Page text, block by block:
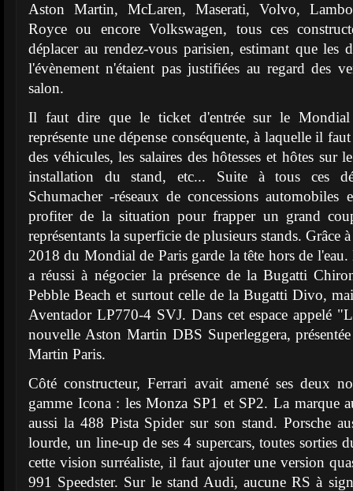
Aston Martin, McLaren, Maserati, Volvo,
Royce ou encore Volkswagen, tous ces
déplacer au rendez-vous parisien, estimant que les
l'évènement n'étaient pas justifiées au regard des
salon.
Il faut dire que le ticket d'entrée sur le Mondial
représente une dépense conséquente, à laquelle il
des véhicules, les salaires des hôtesses et hôtes sur
installation du stand, etc... Suite à tous ces
Schumacher -réseaux de concessions automobiles
profiter de la situation pour frapper un grand
représentants la superficie de plusieurs stands. Grâce
2018 du Mondial de Paris garde la tête hors de
a réussi à négocier la présence de la Bugatti
Pebble Beach et surtout celle de la Bugatti Divo,
Aventador LP770-4 SVJ. Dans cet espace appelé
nouvelle Aston Martin DBS Superleggera,
Martin Paris.
Côté constructeur, Ferrari avait amené ses deux
gamme Icona : les Monza SP1 et SP2. La marque
aussi la 488 Pista Spider sur son stand. Porsche
lourde, un line-up de ses 4 supercars, toutes sorties
cette vision surréaliste, il faut ajouter une version
991 Speedster. Sur le stand Audi, aucune RS à